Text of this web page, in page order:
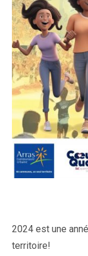
2024 est une
territoire!